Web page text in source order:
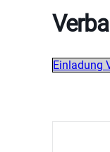
Einladung